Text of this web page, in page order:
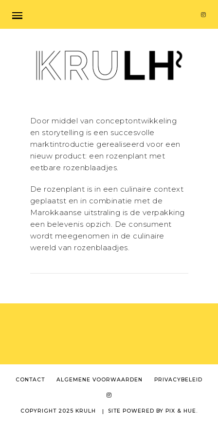
Door middel van conceptontwikkeling
en storytelling is een succesvolle
marktintroductie gerealiseerd voor een
nieuw product: een rozenplant met
eetbare rozenblaadjes.
De rozenplant is in een culinaire context
geplaatst en in combinatie met de
Marokkaanse uitstraling is de verpakking
een belevenis opzich. De consument
wordt meegenomen in de culinaire
wereld van rozenblaadjes.
CONTACT ALGEMENE VOORWAARDEN PRIVACYBELEID
COPYRIGHT 2025 KRULH SITE POWERED BY PIX & HUE.